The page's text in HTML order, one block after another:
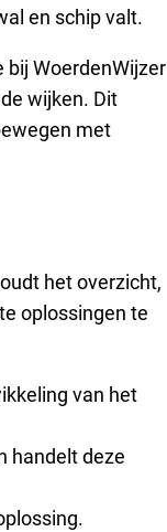
en schip valt.
WoerdenWijzer
wijken. Dit
met
het overzicht,
oplossingen te
van het
handelt deze